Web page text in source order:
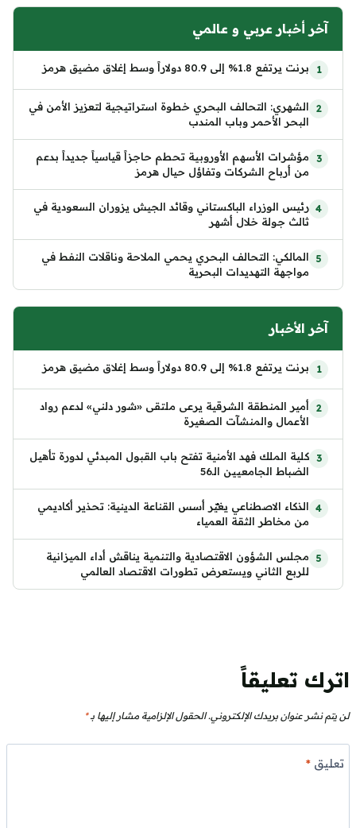
آخر أخبار عربي و عالمي
برنت يرتفع 1.8% إلى 80.9 دولاراً وسط إغلاق مضيق هرمز
الشهري: التحالف البحري خطوة استراتيجية لتعزيز الأمن في
البحر الأحمر وباب المندب
مؤشرات الأسهم الأوروبية تحطم حاجزاً قياسياً جديداً بدعم
من أرباح الشركات وتفاؤل حيال هرمز
رئيس الوزراء الباكستاني وقائد الجيش يزوران السعودية في
ثالث جولة خلال أشهر
المالكي: التحالف البحري يحمي الملاحة وناقلات النفط في
مواجهة التهديدات البحرية
آخر الأخبار
برنت يرتفع 1.8% إلى 80.9 دولاراً وسط إغلاق مضيق هرمز
أمير المنطقة الشرقية يرعى ملتقى «شور دلني» لدعم رواد
الأعمال والمنشآت الصغيرة
كلية الملك فهد الأمنية تفتح باب القبول المبدئي لدورة تأهيل
الضباط الجامعيين الـ56
الذكاء الاصطناعي يغيّر أسس القناعة الدينية: تحذير أكاديمي
من مخاطر الثقة العمياء
مجلس الشؤون الاقتصادية والتنمية يناقش أداء الميزانية
للربع الثاني ويستعرض تطورات الاقتصاد العالمي
اترك تعليقاً
لن يتم نشر عنوان بريدك الإلكتروني. الحقول الإلزامية مشار إليها بـ*
تعليق*